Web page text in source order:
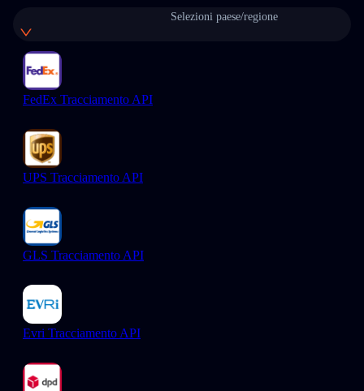
Selezioni paese/regione
FedEx Tracciamento API
UPS Tracciamento API
GLS Tracciamento API
Evri Tracciamento API